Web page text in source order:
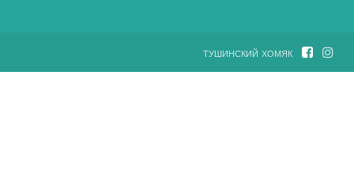
тушинский хомяк